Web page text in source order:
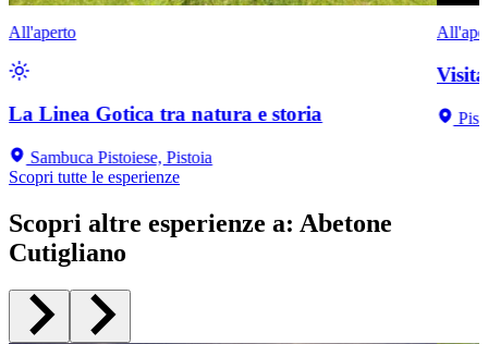
All'aperto
La Linea Gotica tra natura e storia
Sambuca Pistoiese, Pistoia
Scopri tutte le esperienze
Scopri altre esperienze a: Abetone
Cutigliano